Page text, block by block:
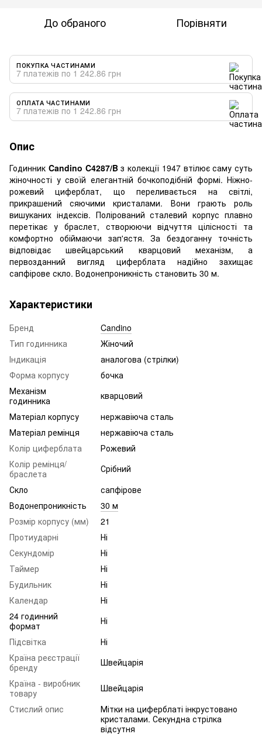
До обраного Порівняти
ПОКУПКА ЧАСТИНАМИ
7 платежів по 1 242.86 грн
ОПЛАТА ЧАСТИНАМИ
7 платежів по 1 242.86 грн
Опис
Годинник Candino C4287/Bз колекції 1947 втілює саму суть
жіночності у своїй елегантній бочкоподібній формі. Ніжно-
рожевий циферблат, що переливається на світлі,
прикрашений сяючими кристалами. Вони грають роль
вишуканих індексів. Полірований сталевий корпус плавно
перетікає у браслет, створюючи відчуття цілісності та
комфортно обіймаючи зап'ястя. За бездоганну точність
відповідає швейцарський кварцовий механізм, а
первозданний вигляд циферблата надійно захищає
сапфірове скло. Водонепроникність становить 30 м.
Характеристики
Бренд
Candino
Тип годинника
Жіночий
Індикація
аналогова (стрілки)
Форма корпусу
бочка
Механізм
годинника
кварцовий
Матеріал корпусу
нержавіюча сталь
Матеріал ремінця
нержавіюча сталь
Колір циферблата
Рожевий
Колір ремінця/
браслета
Срібний
Скло
сапфірове
Водонепроникність
30 м
Розмір корпусу (мм)
21
Протиударні
Ні
Секундомір
Ні
Таймер
Ні
Будильник
Ні
Календар
Ні
24 годинний
формат
Ні
Підсвітка
Ні
Країна реєстрації
бренду
Швейцарія
Країна - виробник
товару
Швейцарія
Стислий опис
Мітки на циферблаті інкрустовано
кристалами. Секундна стрілка
відсутня